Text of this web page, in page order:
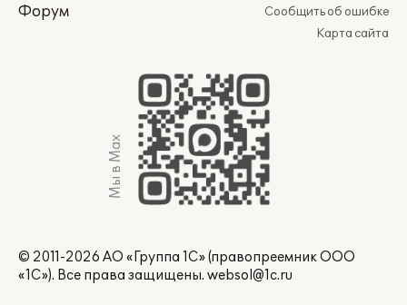
Форум
Сообщить об ошибке
Карта сайта
Мы в Max
© 2011-2026 АО «Группа 1С» (правопреемник ООО
«1С»). Все права защищены. websol@1c.ru